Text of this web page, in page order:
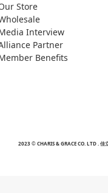
Store
Interview
Partner
Benefits
2023 © CHARIS & GRACE CO. LTD . 佳